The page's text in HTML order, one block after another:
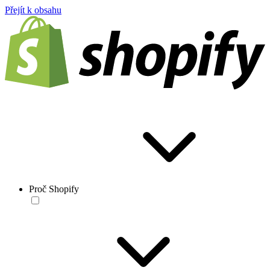
Přejít k obsahu
Proč Shopify